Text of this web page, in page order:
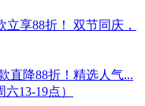
享88折！ 双节同庆，
直降88折！精选人气...
13-19点）